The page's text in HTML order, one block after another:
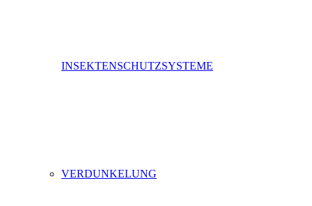
INSEKTENSCHUTZSYSTEME
VERDUNKELUNG